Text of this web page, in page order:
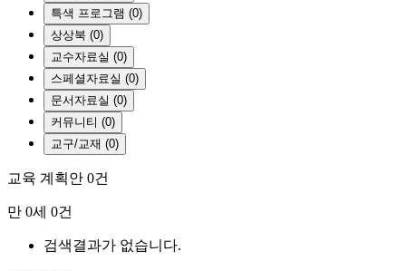
특색 프로그램 (0)
상상북 (0)
교수자료실 (0)
스페셜자료실 (0)
문서자료실 (0)
커뮤니티 (0)
교구/교재 (0)
교육 계획안 0건
만 0세 0건
검색결과가 없습니다.